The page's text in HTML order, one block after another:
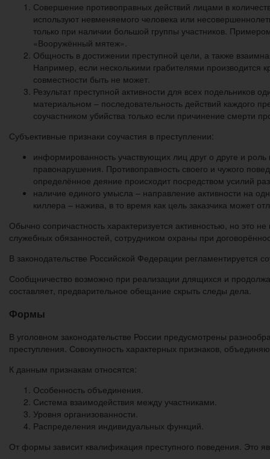
Совершение противоправных действий лицами в
используют невменяемого человека или
только при наличии большой группы участников.
«Вооружённый мятеж».
Общность в достижении преступной цели, а также
Например, если несколькими грабителями производится
совместности быть не может.
Результат преступной активности для всех подельников
материальном – последовательность действий каждого
соучастником убийства только если причинение смерти
Субъективные признаки соучастия в преступлении:
информированность участвующих лиц друг о друге и
правонарушения. Противоправность своего и чужого
определённое деяние происходит посредством усилий
наличие единого умысла – направление активности на
киллера – нажива, в то время как цель заказчика может
Обычно сопричастность характеризуется активностью, но это
служебных обязанностей, сотрудником охраны при
В законодательстве Российской Федерации
Сообщничество возможно при реализации длящихся и
составляет, предварительное обещание скрыть следы дела.
Формы
В уголовном законодательстве России предусмотрены
преступления. Совокупность характерных признаков,
К данным признакам относятся:
Особенность объединения.
Система взаимодействия между участниками.
Уровня организованности.
Распределения индивидуальных функций.
От формы зависит квалификация преступного поведения. Это